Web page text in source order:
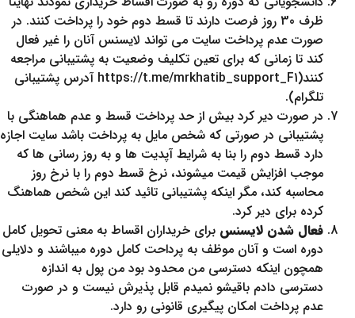
ظرف 30 روز فرصت دارند تا قسط دوم خود را پرداخت کنند. در
صورت عدم پرداخت سایت می تواند لایسنس آنان را غیر فعال
کند تا زمانی که برای تعین تکلیف وضعیت به پشتیبانی مراجعه
کنند(https://t.me/mrkhatib_support_F1 آدرس پشتیبانی
تلگرام).
در صورت دیر کرد بیش از حد پرداخت قسط و عدم هماهنگی با
پشتیبانی در صورتی که شخص مایل به پرداخت باشد سایت اجازه
دارد قسط دوم را بنا به شرایط آپدیت ها و به روز رسانی ها که
موجب افزایش قیمت میشوند، نرخ قسط دوم را با نرخ روز
محاسبه کند، مگر اینکه پشتیبانی تائید کند این شخص هماهنگ
کرده برای دیر کرد.
فعال شدن لایسنس برای خریداران اقساط به معنی تحویل کامل
دوره است و آنان موظف به پرداحت کامل دوره میباشند و دلایلی
همچون اینکه دسترسی من محدود بود من پول به اندازه
دسترسی دادم باقیشو نمیدم قابل پذیرش نیست و در صورت
عدم پرداخت امکان پیگیری قانونی رو دارد.